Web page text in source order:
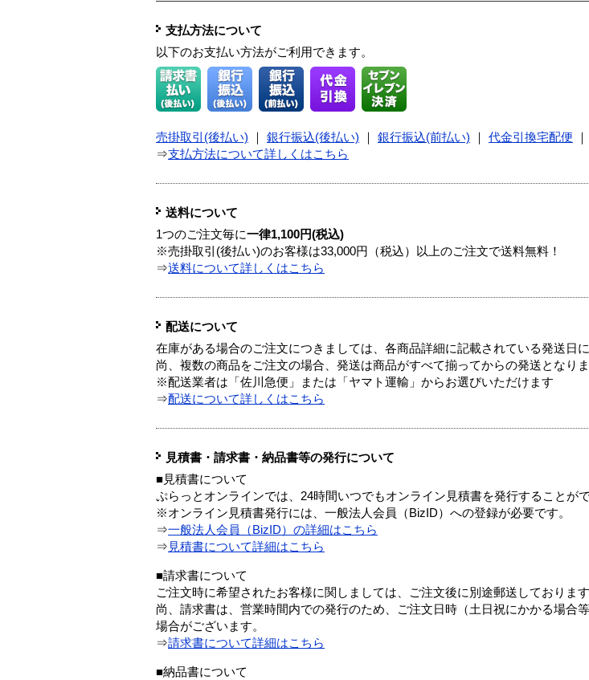
支払方法について
以下のお支払い方法がご利用できます。
売掛取引(後払い) 銀行振込(後払い) 銀行振込(前払い) 代金引換宅配便
⇒支払方法について詳しくはこちら
送料について
1つのご注文毎に一律1,100円(税込)
※売掛取引(後払い)のお客様は33,000円（税込）以上のご注文で送料無料！
⇒送料について詳しくはこちら
配送について
在庫がある場合のご注文につきましては、各商品詳細に記載されている発送日
尚、複数の商品をご注文の場合、発送は商品がすべて揃ってからの発送となりま
※配送業者は「佐川急便」または「ヤマト運輸」からお選びいただけます
⇒配送について詳しくはこちら
見積書・請求書・納品書等の発行について
■見積書について
ぷらっとオンラインでは、24時間いつでもオンライン見積書を発行することがで
※オンライン見積書発行には、一般法人会員（BizID）への登録が必要です。
⇒一般法人会員（BizID）の詳細はこちら
⇒ 見積書について詳細はこちら
■請求書について
ご注文時に希望されたお客様に関しましては、ご注文後に別途郵送しております
尚、請求書は、営業時間内での発行のため、ご注文日時（土日祝にかかる場合
場合がございます。
⇒請求書について詳細はこちら
■納品書について